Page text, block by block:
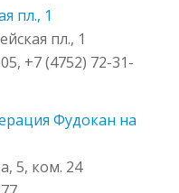
пл., 1
пл., 1
+7 (4752) 72-31-
Фудокан на
5, ком. 24